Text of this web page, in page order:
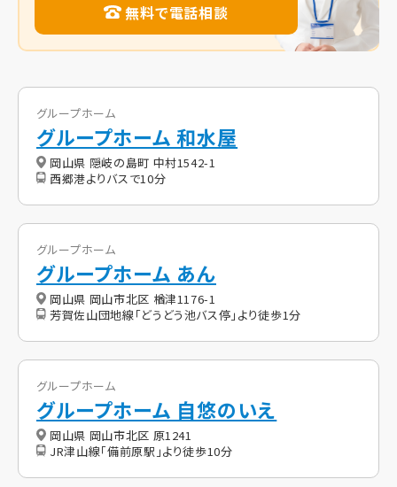
無料で電話相談
グループホーム
グループホーム 和水屋
岡山県 隠岐の島町 中村1542-1
西郷港よりバスで10分
グループホーム
グループホーム あん
岡山県 岡山市北区 楢津1176-1
芳賀佐山団地線「どうどう池バス停」より徒歩1分
グループホーム
グループホーム 自悠のいえ
岡山県 岡山市北区 原1241
JR津山線「備前原駅」より徒歩10分